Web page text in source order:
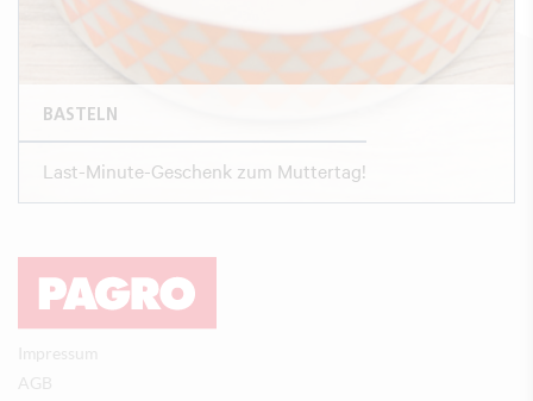
BASTELN
Last-Minute-Geschenk zum Muttertag!
Impressum
AGB